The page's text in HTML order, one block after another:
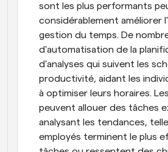
sont les plus performants
considérablement améliorer
gestion du temps. De
d'automatisation de la
d'analyses qui suivent les
productivité, aidant les
à optimiser leurs horaires.
peuvent allouer des tâches
analysant les tendances,
employés terminent le plus